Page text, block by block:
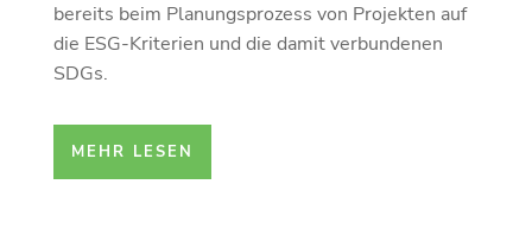
bereits beim Planungsprozess von Projekten auf
die ESG-Kriterien und die damit verbundenen
SDGs.
MEHR LESEN